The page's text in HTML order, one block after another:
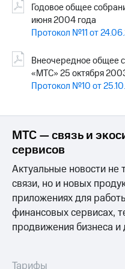
Годовое общее
июня 2004 года
Протокол №11 от
Внеочередное общее
«МТС» 25 октября
Протокол №10 от
МТС — связь и
сервисов
Актуальные новости не
связи, но и новых
приложениях для
финансовых сервисах,
продвижения бизнеса и
Тарифы